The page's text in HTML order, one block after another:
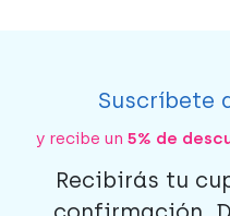
Suscríbete
y recibe un 5% de
Recibirás tu